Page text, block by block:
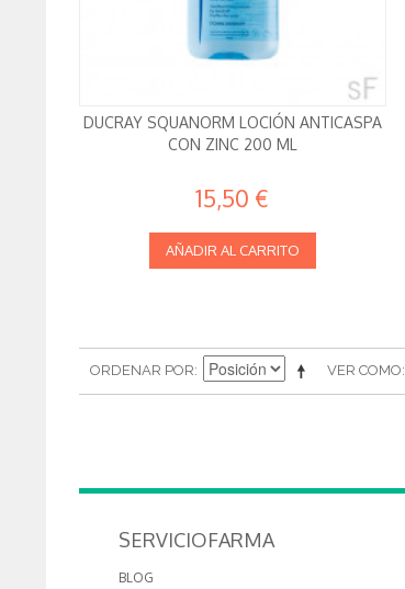
DUCRAY SQUANORM LOCIÓN ANTICASPA
CON ZINC 200 ML
15,50 €
AÑADIR AL CARRITO
VER COMO
ORDENAR POR
SERVICIOFARMA
BLOG